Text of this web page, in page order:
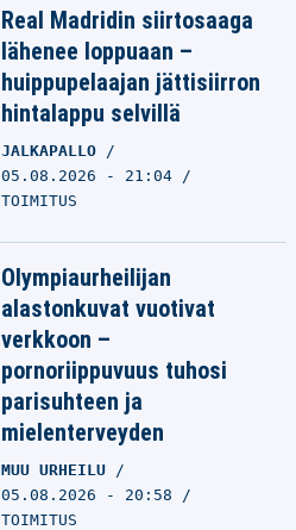
Real Madridin siirtosaaga
lähenee loppuaan –
huippupelaajan jättisiirron
hintalappu selvillä
JALKAPALLO
05.08.2026 - 21:04
TOIMITUS
Olympiaurheilijan
alastonkuvat vuotivat
verkkoon –
pornoriippuvuus tuhosi
parisuhteen ja
mielenterveyden
MUU URHEILU
05.08.2026 - 20:58
TOIMITUS